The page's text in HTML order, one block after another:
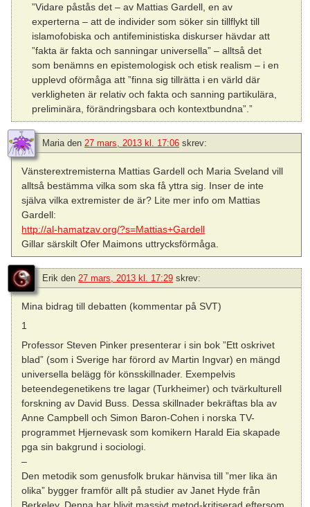
”Vidare påstås det – av Mattias Gardell, en av
experterna – att de individer som söker sin tillflykt till
islamofobiska och antifeministiska diskurser hävdar att
”fakta är fakta och sanningar universella” – alltså det
som benämns en epistemologisk och etisk realism – i en
upplevd oförmåga att ”finna sig tillrätta i en värld där
verkligheten är relativ och fakta och sanning partikulära,
preliminära, förändringsbara och kontextbundna”.”
Maria den 27 mars, 2013 kl. 17:06 skrev:
Vänsterextremisterna Mattias Gardell och Maria Sveland vill
alltså bestämma vilka som ska få yttra sig. Inser de inte
själva vilka extremister de är? Lite mer info om Mattias
Gardell:
http://al-hamatzav.org/?s=Mattias+Gardell
Gillar särskilt Ofer Maimons uttrycksförmåga.
Erik den 27 mars, 2013 kl. 17:29 skrev:
Mina bidrag till debatten (kommentar på SVT)
1
Professor Steven Pinker presenterar i sin bok ”Ett oskrivet
blad” (som i Sverige har förord av Martin Ingvar) en mängd
universella belägg för könsskillnader. Exempelvis
beteendegenetikens tre lagar (Turkheimer) och tvärkulturell
forskning av David Buss. Dessa skillnader bekräftas bla av
Anne Campbell och Simon Baron-Cohen i norska TV-
programmet Hjernevask som komikern Harald Eia skapade
pga sin bakgrund i sociologi.
–
Den metodik som genusfolk brukar hänvisa till ”mer lika än
olika” bygger framför allt på studier av Janet Hyde från